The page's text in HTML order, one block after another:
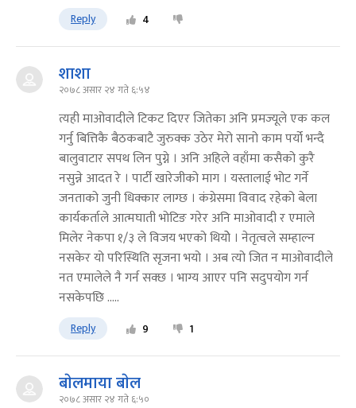
Reply 4
शाशा
२०७८ असार २४ गते ६:५४
त्यही माओवादीले टिकट दिएर जितेका अनि प्रमज्यूले एक कल
गर्नु बित्तिकै बैठकबाटै जुरुक्क उठेर मेरो सानो काम पर्यो भन्दै
बालुवाटार सपथ लिन पुग्ने । अनि अहिले वहाँमा कसैको कुरै
नसुन्ने आदत रे । पार्टी खारेजीको माग । यस्तालाई भोट गर्ने
जनताको जुनी धिक्कार लाग्छ । कंग्रेसमा विवाद रहेको बेला
कार्यकर्ताले आत्मघाती भोटिङ गरेर अनि माओवादी र एमाले
मिलेर नेकपा १/३ ले विजय भएको थियोे । नेतृत्वले सम्हाल्न
नसकेर यो परिस्थिति सृजना भयो । अब त्यो जित न माओवादीले
नत एमालेले नै गर्न सक्छ । भाग्य आएर पनि सदुपयोग गर्न
नसकेपछि .....
Reply 9 1
बाेलमाया बाेल
२०७८ असार २४ गते ६:५०